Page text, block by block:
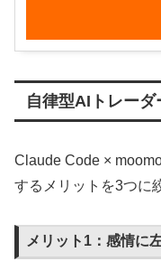
自律型AIトレー
Claude Code ×
するメリットを3つに
メリット1：感情に